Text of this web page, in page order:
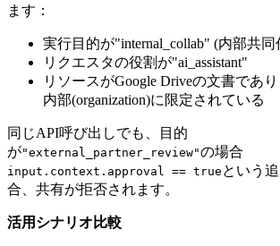
ます：
実行目的が"internal_collab" (内部共
リクエスタの役割が"ai_assistant"
リソースがGoogle Driveの文書であ
内部(organization)に限定されている
同じAPI呼び出しでも、目的
が"external_partner_review"の場合
input.context.approval == true という
合、共有が拒否されます。
活用シナリオ比較